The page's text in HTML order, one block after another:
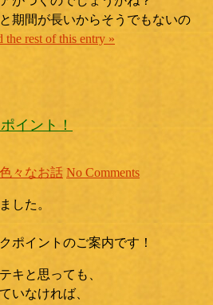
期間が長いからそうでもないの
the rest of this entry »
イント！
色々なお話 No Comments
した。
ポイントのご案内です！
キと思っても、
いなければ、